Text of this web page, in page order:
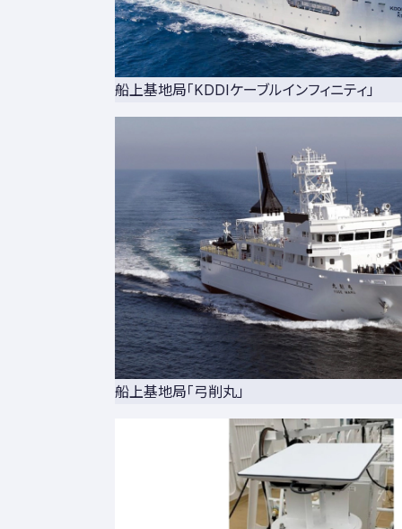
船上基地局「KDDIケーブルインフィニティ」
船上基地局「弓削丸」